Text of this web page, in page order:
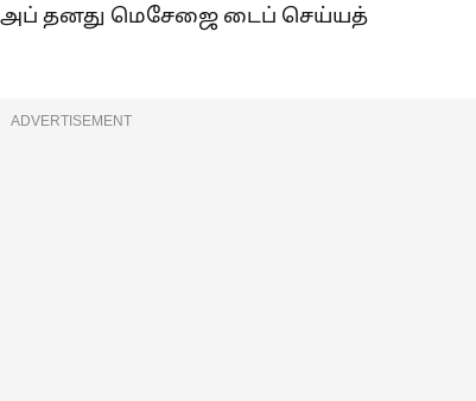
தனது மெசேஜை டைப் செய்யத்
ADVERTISEMENT